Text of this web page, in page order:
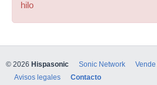
hilo
© 2026 Hispasonic Sonic Network
Avisos legales
Contacto